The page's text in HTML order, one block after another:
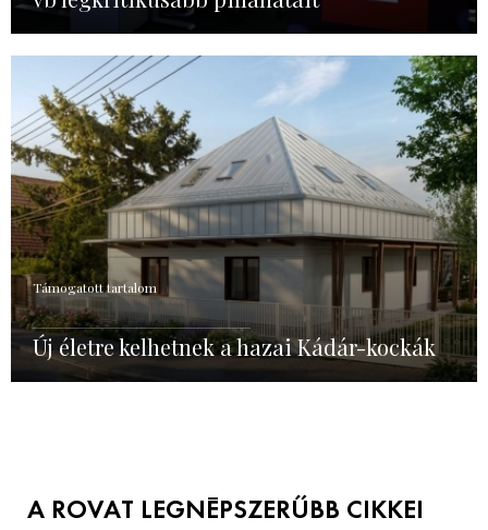
Támogatott tartalom
Új életre kelhetnek a hazai Kádár-kockák
A ROVAT LEGNÉPSZERŰBB CIKKEI